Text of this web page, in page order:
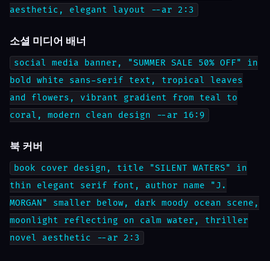
aesthetic, elegant layout --ar 2:3
소셜 미디어 배너
social media banner, "SUMMER SALE 50% OFF" in
bold white sans-serif text, tropical leaves
and flowers, vibrant gradient from teal to
coral, modern clean design --ar 16:9
북 커버
book cover design, title "SILENT WATERS" in
thin elegant serif font, author name "J.
MORGAN" smaller below, dark moody ocean scene,
moonlight reflecting on calm water, thriller
novel aesthetic --ar 2:3